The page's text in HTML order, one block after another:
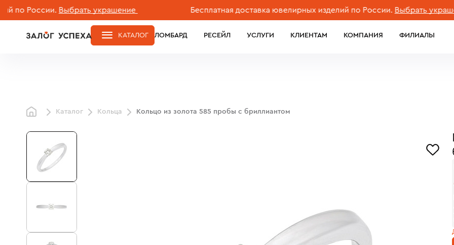
России. Выбрать украшение Бесплатная доставка ювелирных изделий по России. Выбрать украшение
ЛОМБАРД РЕСЕЙЛ УСЛУГИ КЛИЕНТАМ КОМПАНИЯ ФИЛИАЛЫ
КАТАЛОГ
Каталог Кольца Кольцо из золота 585 пробы с бриллиантом